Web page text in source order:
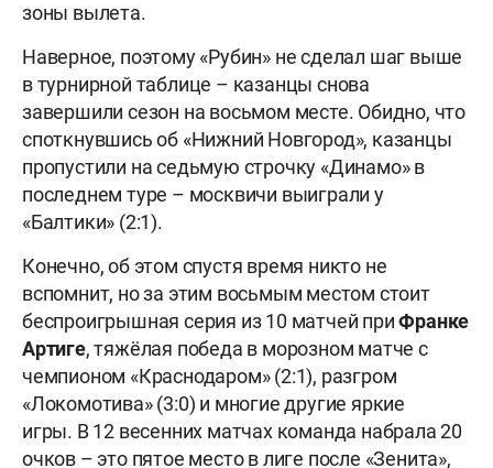
зоны вылета.
Наверное, поэтому «Рубин» не сделал шаг выше
в турнирной таблице – казанцы снова
завершили сезон на восьмом месте. Обидно, что
споткнувшись об «Нижний Новгород», казанцы
пропустили на седьмую строчку «Динамо» в
последнем туре – москвичи выиграли у
«Балтики» (2:1).
Конечно, об этом спустя время никто не
вспомнит, но за этим восьмым местом стоит
беспроигрышная серия из 10 матчей приФранке
Артиге, тяжёлая победа в морозном матче с
чемпионом «Краснодаром» (2:1), разгром
«Локомотива» (3:0) и многие другие яркие
игры. В 12 весенних матчах команда набрала 20
очков – это пятое место в лиге после «Зенита»,